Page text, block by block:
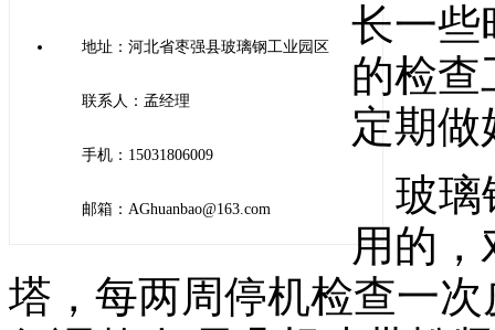
地址：河北省枣强县玻璃钢工业园区
联系人：孟经理
手机：15031806009
邮箱：AGhuanbao@163.com
长一些
的检查
定期做
玻璃
用的
塔，每两周停机检查一